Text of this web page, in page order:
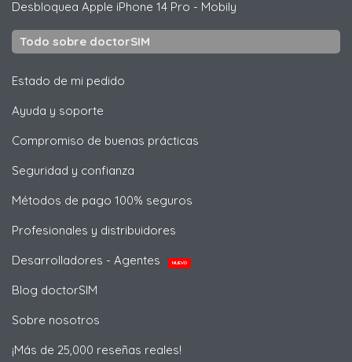
Desbloquea Apple iPhone 14 Pro - Mobily
Todo sobre doctorSIM
Estado de mi pedido
Ayuda y soporte
Compromiso de buenas prácticas
Seguridad y confianza
Métodos de pago 100% seguros
Profesionales y distribuidores
Desarrolladores - Agentes
NUEVO
Blog doctorSIM
Sobre nosotros
¡Más de 25,000 reseñas reales!